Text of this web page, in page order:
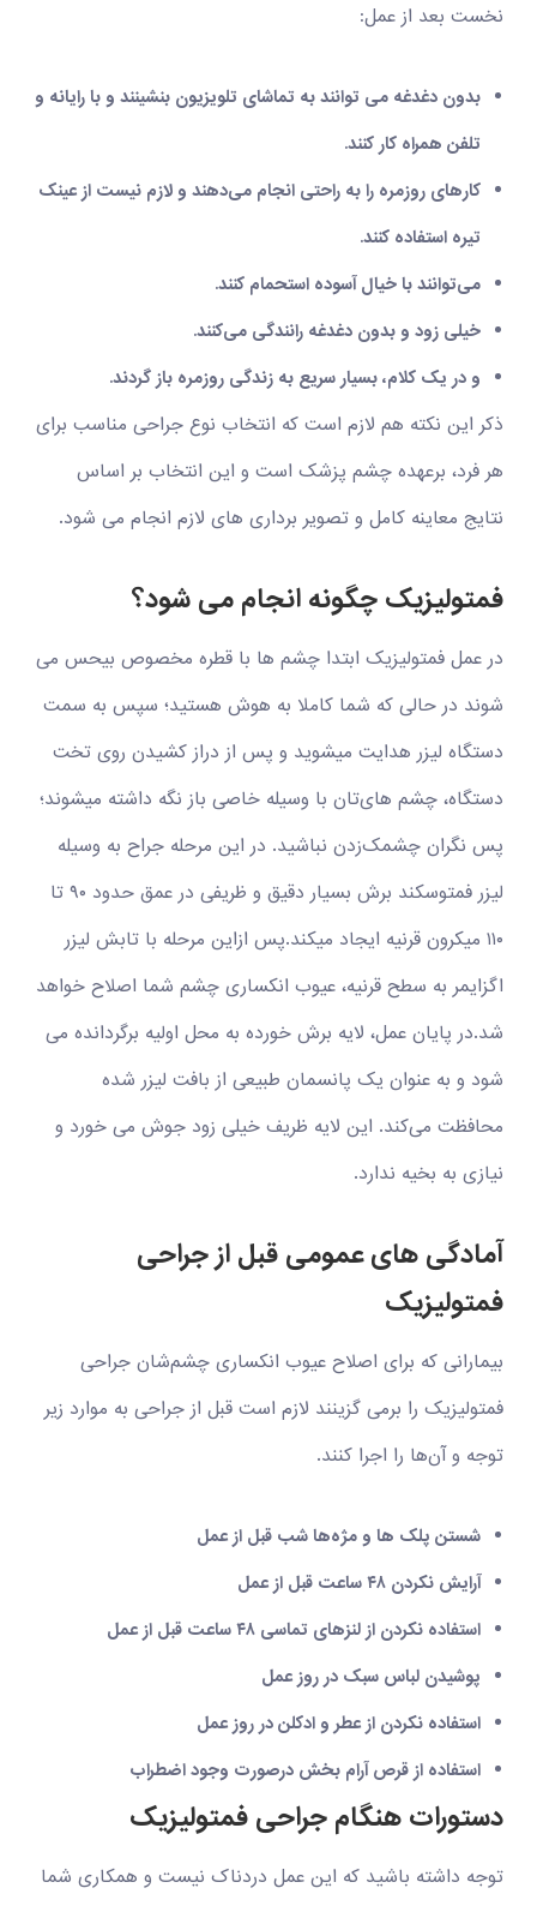
نخست بعد از عمل:
بدون دغدغه می توانند به تماشای تلویزیون بنشینند و با رایانه و
تلفن همراه کار کنند.
کارهای روزمره را به راحتی انجام می‌دهند و لازم نیست از عینک
تیره استفاده کنند.
می‌توانند با خیال آسوده استحمام کنند.
خیلی زود و بدون دغدغه رانندگی می‌کنند.
و در یک کلام، بسیار سریع به زندگی روزمره باز گردند.
ذکر این نکته هم لازم است که انتخاب نوع جراحی مناسب برای
هر فرد، برعهده چشم پزشک است و این انتخاب بر اساس
نتایج معاینه کامل و تصویر برداری ‏های لازم انجام می شود.
فمتولیزیک چگونه انجام می شود؟
در عمل فمتولیزیک ابتدا چشم ها با قطره مخصوص بی‏حس می
شوند در حالی که شما کاملا به ‏هوش هستید؛ سپس به سمت
دستگاه لیزر هدایت می‏شوید و پس از دراز کشیدن روی تخت
دستگاه، چشم های‌تان با وسیله خاصی باز نگه داشته می‏شوند؛
پس نگران چشمک‌زدن نباشید. در این مرحله جراح به وسیله
لیزر فمتوسکند برش بسیار دقیق و ظریفی در عمق حدود ۹۰ تا
۱۱۰ میکرون قرنیه ایجاد می‏کند.پس ازاین مرحله با تابش لیزر
اگزایمر به سطح قرنیه، عیوب انکساری چشم شما اصلاح خواهد
شد.در پایان عمل، لایه برش خورده به محل اولیه برگردانده می
شود و به عنوان یک پانسمان طبیعی از بافت لیزر شده
محافظت می‌کند. این لایه ظریف خیلی زود جوش می خورد و
نیازی به بخیه ندارد.
آمادگی‌ های عمومی قبل از جراحی
فمتولیزیک
بیمارانی که برای اصلاح عیوب انکساری چشم‌شان جراحی
فمتولیزیک را برمی گزینند لازم است قبل از جراحی به موارد زیر
توجه و آن‌ها را اجرا کنند.
شستن پلک ها و مژه‌ها شب قبل از عمل
آرایش نکردن ۴۸ ساعت قبل از عمل
استفاده نکردن از لنزهای تماسی ۴۸ ساعت قبل از عمل
پوشیدن لباس سبک در روز عمل
استفاده نکردن از عطر و ادکلن در روز عمل
استفاده از قرص آرام بخش درصورت وجود اضطراب
دستورات هنگام جراحی فمتولیزیک
توجه داشته باشید که این عمل دردناک نیست و همکاری شما